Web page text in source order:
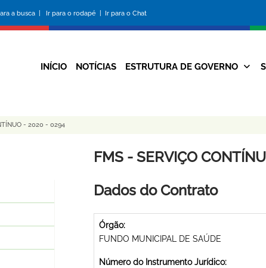
a busca | Ir para o rodapé | Ir para o Chat
da
INÍCIO NOTÍCIAS ESTRUTURA DE GOVERNO
- 2020 - 0294
FMS - SERVIÇO
Dados do Contrato
Órgão:
FUNDO MUNICIPAL DE SAÚDE
Número do Instrumento Jurídico: